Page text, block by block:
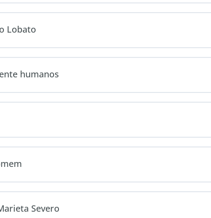
Lobato
humanos
Severo